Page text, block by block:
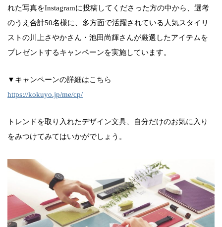
れた写真をInstagramに投稿してくださった方の中から、選考
のうえ合計50名様に、多方面で活躍されている人気スタイリ
ストの川上さやかさん・池田尚輝さんが厳選したアイテムを
プレゼントするキャンペーンを実施しています。
▼キャンペーンの詳細はこちら
https://kokuyo.jp/me/cp/
トレンドを取り入れたデザイン文具、自分だけのお気に入り
をみつけてみてはいかがでしょう。